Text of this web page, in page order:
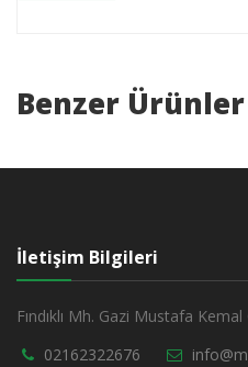
Benzer Ürünler
İletişim Bilgileri
Fındıklı Mh. Gazi Mustafa
02162322676